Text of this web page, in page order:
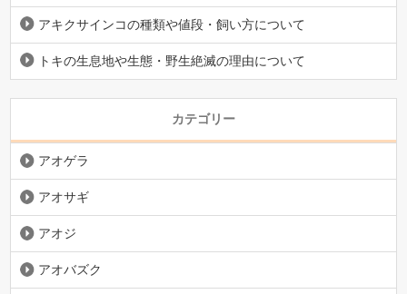
アキクサインコの種類や値段・飼い方について
トキの生息地や生態・野生絶滅の理由について
カテゴリー
アオゲラ
アオサギ
アオジ
アオバズク